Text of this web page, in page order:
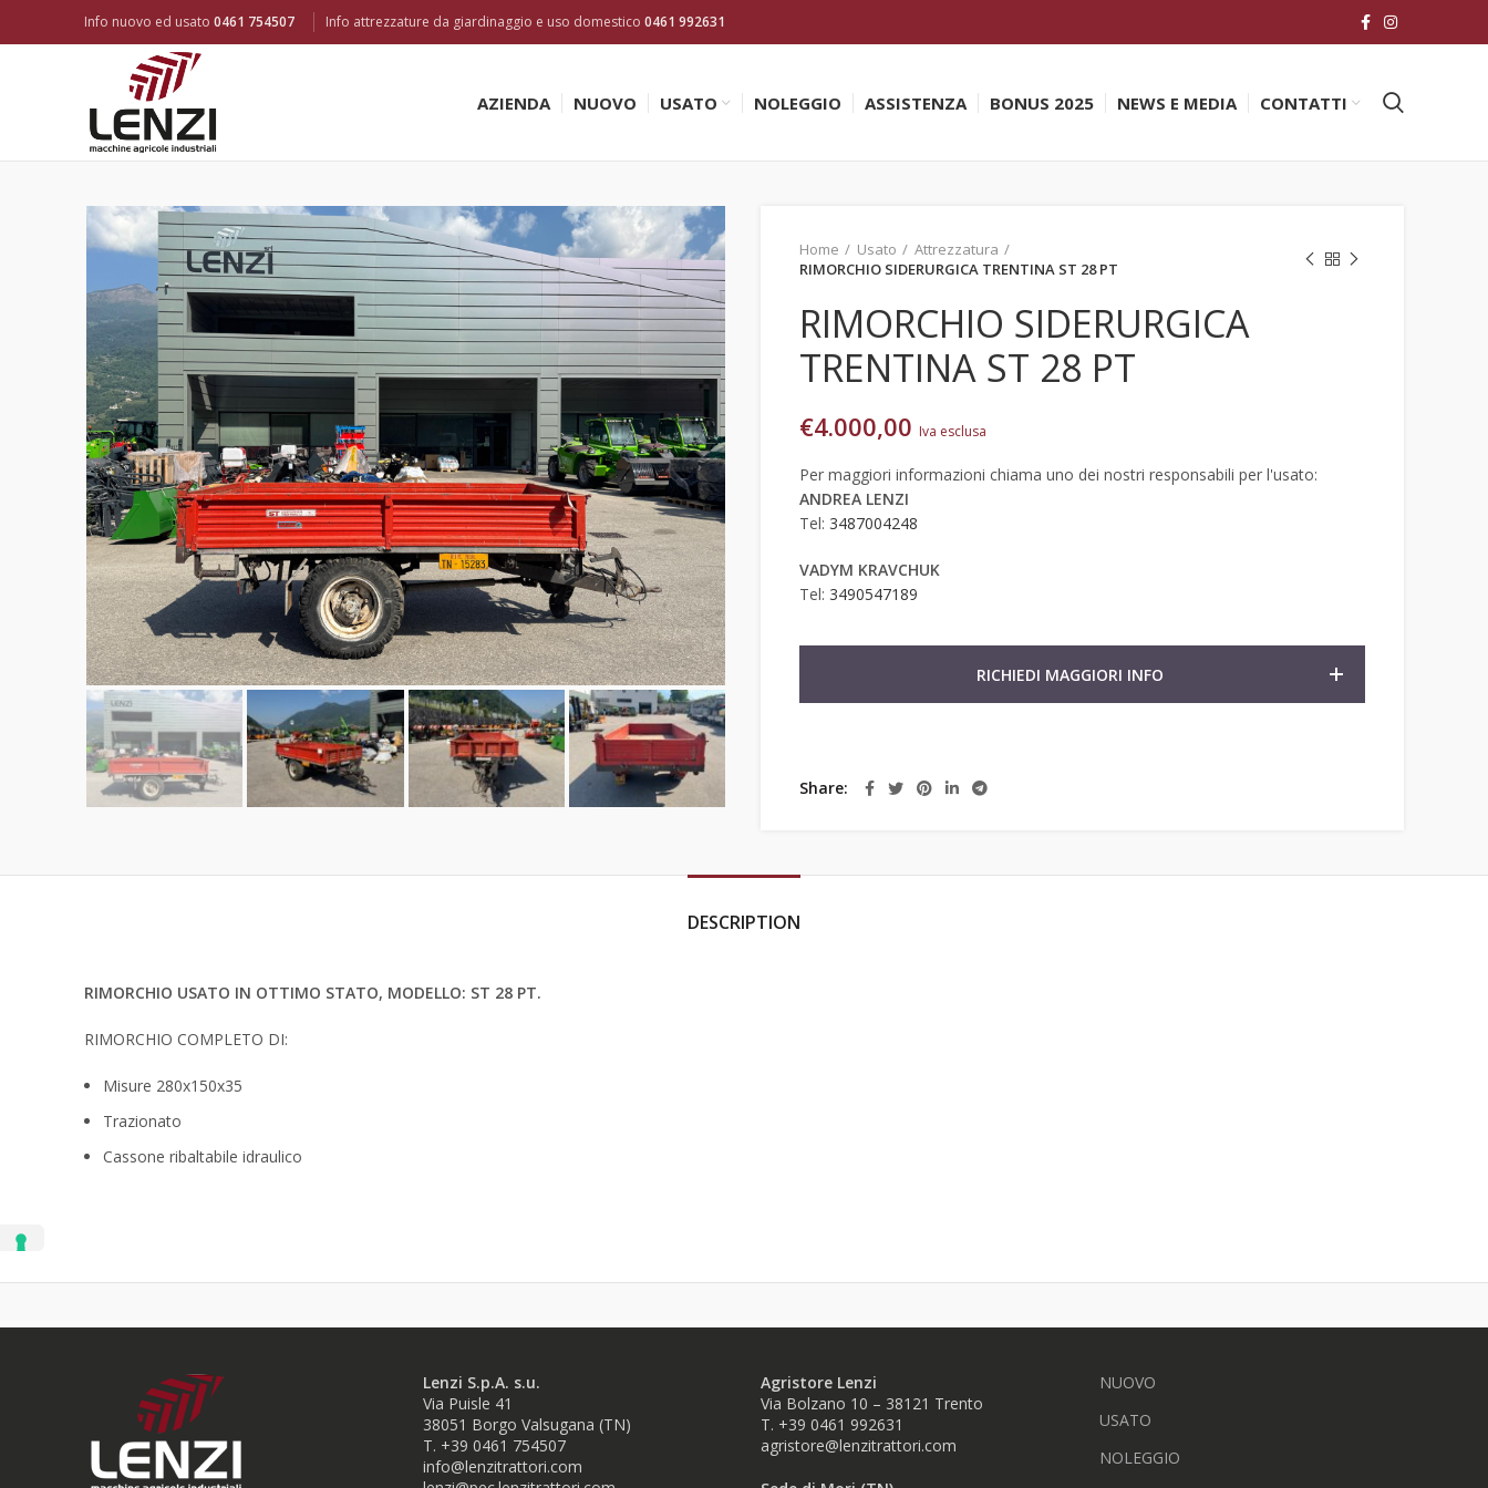
Info nuovo ed usato 0461 754507 Info attrezzature da giardinaggio e uso domestico 0461 992631
AZIENDA NUOVO USATO NOLEGGIO ASSISTENZA BONUS 2025 NEWS E MEDIA CONTATTI
Home Usato
Attrezzatura
RIMORCHIO SIDERURGICA TRENTINA ST 28 PT
RIMORCHIO SIDERURGICA
TRENTINA ST 28 PT
€4.000,00 Iva esclusa
Per maggiori informazioni chiama uno dei nostri responsabili per l'usato:
ANDREA LENZI
Tel: 3487004248
VADYM KRAVCHUK
Tel: 3490547189
RICHIEDI MAGGIORI INFO
Share
DESCRIPTION
RIMORCHIO USATO IN OTTIMO STATO, MODELLO: ST 28 PT.
RIMORCHIO COMPLETO DI:
Misure 280x150x35
Trazionato
Cassone ribaltabile idraulico
Lenzi S.p.A. s.u.
Via Puisle 41
38051 Borgo Valsugana (TN)
T. +39 0461 754507
info@lenzitrattori.com
Agristore Lenzi
Via Bolzano 10 – 38121 Trento
T. +39 0461 992631
agristore@lenzitrattori.com
NUOVO
USATO
NOLEGGIO